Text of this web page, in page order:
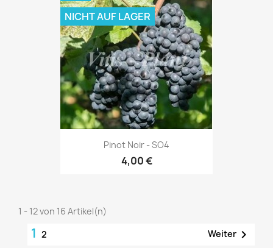
Pinot Noir - SO4
4,00 €
NICHT AUF LAGER
1 - 12 von 16 Artikel(n)
1 2 Weiter 